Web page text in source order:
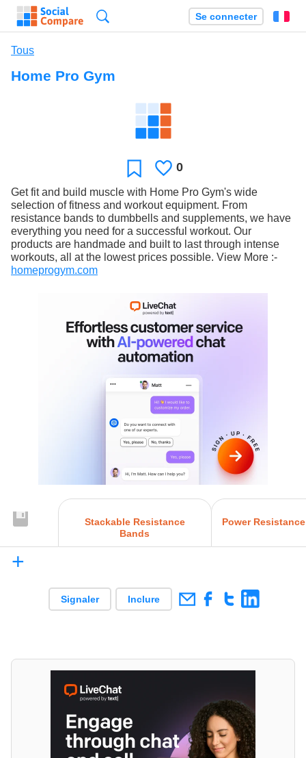
Se connecter
Tous
Home Pro Gym
Favori J'aime
0
Get fit and build muscle with Home Pro Gym's wide
selection of fitness and workout equipment. From
resistance bands to dumbbells and supplements, we have
everything you need for a successful workout. Our
products are handmade and built to last through intense
workouts, all at the lowest prices possible. View More :-
homeprogym.com
Stackable Resistance
Bands
Power
+
Signaler Inclure